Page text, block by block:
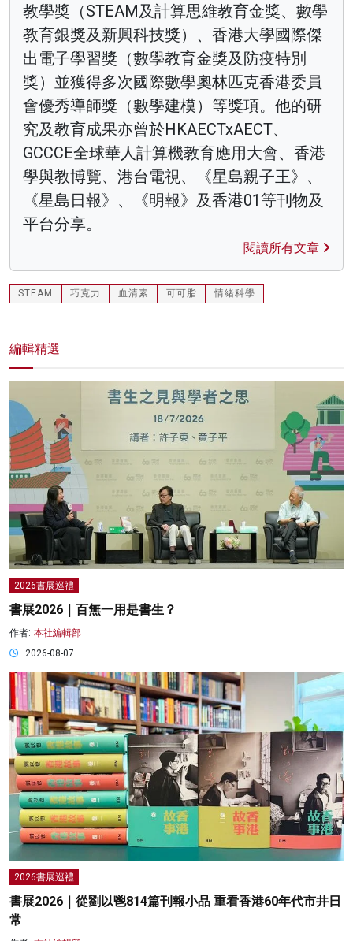
教學獎（STEAM及計算思維教育金獎、數學
教育銀獎及新興科技獎）、香港大學國際傑
出電子學習獎（數學教育金獎及防疫特別
獎）並獲得多次國際數學奧林匹克香港委員
會優秀導師獎（數學建模）等獎項。他的研
究及教育成果亦曾於HKAECTxAECT、
GCCCE全球華人計算機教育應用大會、香港
學與教博覽、港台電視、《星島親子王》、
《星島日報》、《明報》及香港01等刊物及
平台分享。
閱讀所有文章
STEAM 巧克力 血清素 可可脂 情緒科學
編輯精選
2026書展巡禮
書展2026｜百無一用是書生？
作者: 本社編輯部
2026-08-07
2026書展巡禮
書展2026｜從劉以鬯814篇刊報小品 重看香港60年代市井日
常